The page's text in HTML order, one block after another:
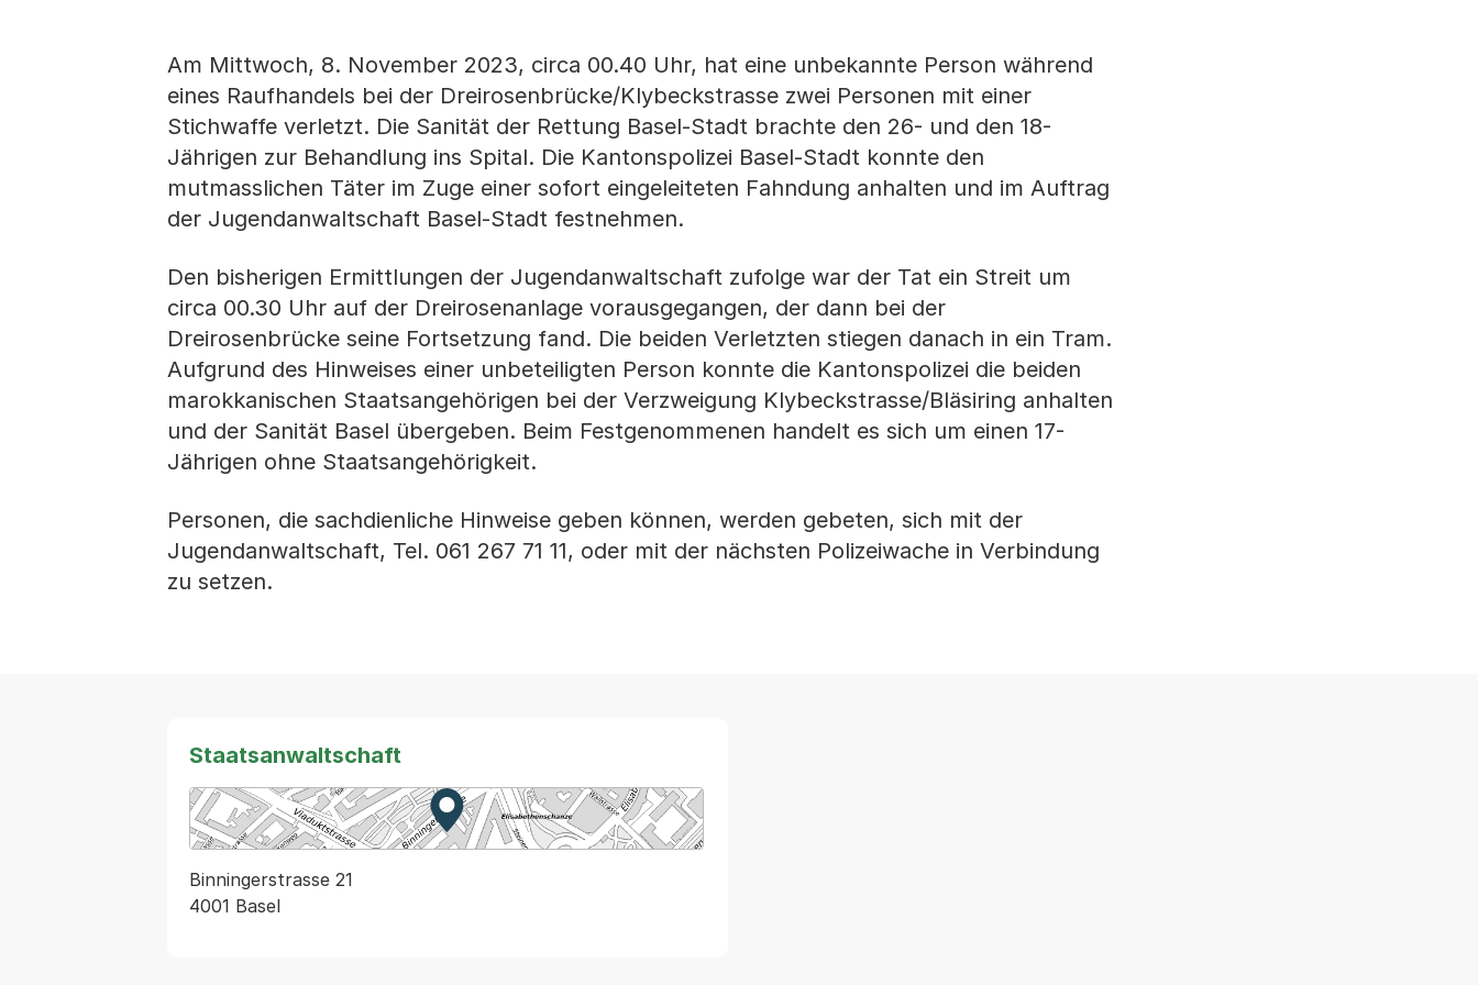
Am Mittwoch, 8. November 2023, circa 00.40 Uhr, hat eine unbekannte Person während
eines Raufhandels bei der Dreirosenbrücke/Klybeckstrasse zwei Personen mit einer
Stichwaffe verletzt. Die Sanität der Rettung Basel-Stadt brachte den 26- und den 18-
Jährigen zur Behandlung ins Spital. Die Kantonspolizei Basel-Stadt konnte den
mutmasslichen Täter im Zuge einer sofort eingeleiteten Fahndung anhalten und im Auftrag
der Jugendanwaltschaft Basel-Stadt festnehmen.
Den bisherigen Ermittlungen der Jugendanwaltschaft zufolge war der Tat ein Streit um
circa 00.30 Uhr auf der Dreirosenanlage vorausgegangen, der dann bei der
Dreirosenbrücke seine Fortsetzung fand. Die beiden Verletzten stiegen danach in ein Tram.
Aufgrund des Hinweises einer unbeteiligten Person konnte die Kantonspolizei die beiden
marokkanischen Staatsangehörigen bei der Verzweigung Klybeckstrasse/Bläsiring anhalten
und der Sanität Basel übergeben. Beim Festgenommenen handelt es sich um einen 17-
Jährigen ohne Staatsangehörigkeit.
Personen, die sachdienliche Hinweise geben können, werden gebeten, sich mit der
Jugendanwaltschaft, Tel. 061 267 71 11, oder mit der nächsten Polizeiwache in Verbindung
zu setzen.
Staatsanwaltschaft
Zur Karte von MapBS.
Externer Link, wird in einem neuen Tab oder Fenster geöffnet
Binningerstrasse 21
4001 Basel